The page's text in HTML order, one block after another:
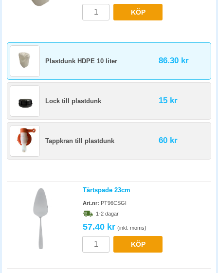
KÖP
Plastdunk HDPE 10 liter 86.30 kr
Lock till plastdunk 15 kr
Tappkran till plastdunk 60 kr
Tårtspade 23cm
Art.nr: PT96CSGI
1-2 dagar
57.40 kr (inkl. moms)
KÖP